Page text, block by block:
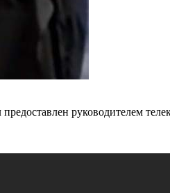
руководителем